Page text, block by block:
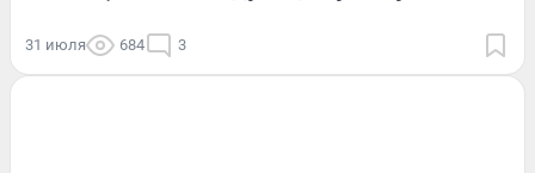
31 июля 684 3